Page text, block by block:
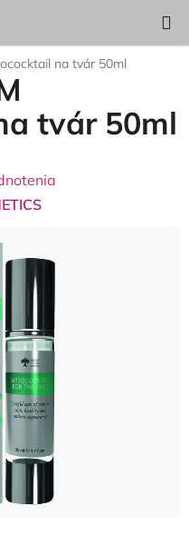
KOŠÍK
na tvár 50ml
tvár 50ml